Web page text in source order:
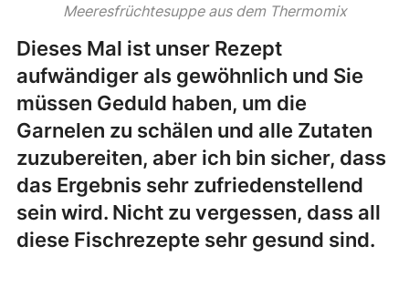
Meeresfrüchtesuppe aus dem Thermomix
Dieses Mal ist unser Rezept
aufwändiger als gewöhnlich und Sie
müssen Geduld haben, um die
Garnelen zu schälen und alle Zutaten
zuzubereiten, aber ich bin sicher, dass
das Ergebnis sehr zufriedenstellend
sein wird. Nicht zu vergessen, dass all
diese Fischrezepte sehr gesund sind.